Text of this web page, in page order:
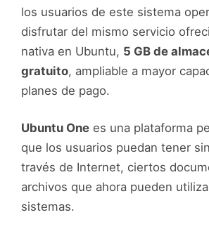
los usuarios de este sistema
disfrutar del mismo servicio
nativa en Ubuntu, 5 GB de
gratuito, ampliable a mayor
planes de pago.
Ubuntu One es una plataforma
que los usuarios puedan tener
través de Internet, ciertos
archivos que ahora pueden
sistemas.